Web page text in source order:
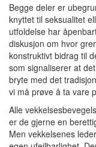
Begge deler er
knyttet til seksualitet
utfoldelse har
diskusjon om hvor
konstruktivt bidrag til
som signaliserer at
bryte med det
vi må prøve å ta vare
Alle
er de gjerne en
Men vekkelsenes